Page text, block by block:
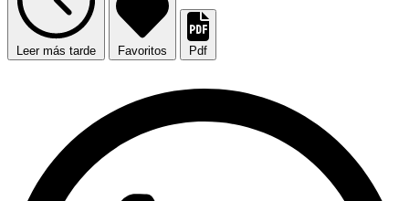
Leer más tarde Favoritos Pdf